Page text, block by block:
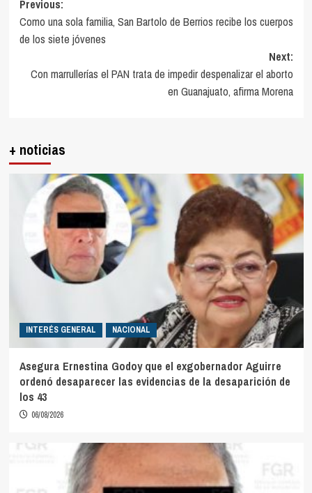
Post
navigation
Previous:
Como una sola familia, San Bartolo de Berrios recibe los cuerpos
de los siete jóvenes
Next:
Con marrullerías el PAN trata de impedir despenalizar el aborto
en Guanajuato, afirma Morena
+ noticias
INTERÉS GENERAL NACIONAL
Asegura Ernestina Godoy que el exgobernador Aguirre
ordenó desaparecer las evidencias de la desaparición de
los 43
06/08/2026